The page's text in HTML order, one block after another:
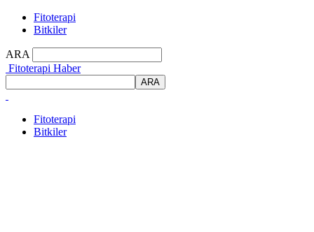
Fitoterapi
Bitkiler
ARA
Fitoterapi Haber
Fitoterapi
Bitkiler